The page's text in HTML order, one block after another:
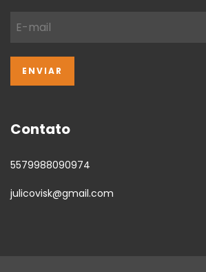
Contato
5579988090974
julicovisk@gmail.com